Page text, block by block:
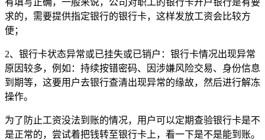
求的，需要提供指定银行的银行卡，这样发放工资会比较方
便；
2、银行卡状态异常或已挂失或已销户：银行卡情况出现异常
原因较多，例如：持续按错密码、因涉嫌风险交易、身份信息
到期等，这要用户去银行查清出现异常的缘故，然后进行解冻
操作。
为了防止工资没法到账的情况，用户可以定期查验银行卡是不
是正常的，尝试着把钱转至银行卡上，看一下是不是能到账。